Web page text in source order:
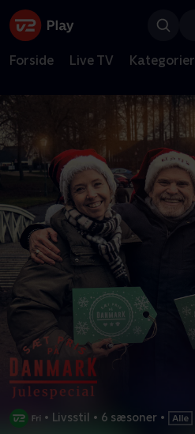
Forside Live TV Kategorier
• Livsstil • 6 sæsoner •